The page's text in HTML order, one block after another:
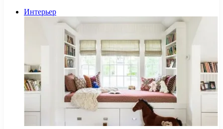
Интерьер